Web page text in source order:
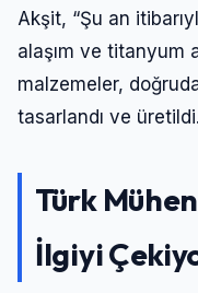
Akşit, “Şu an
alaşım ve titanyum
malzemeler,
tasarlandı ve
Türk
İlgiyi